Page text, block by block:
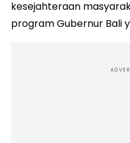
kesejahteraan
program Gubernur Bali